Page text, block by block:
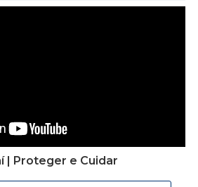
| Proteger e Cuidar